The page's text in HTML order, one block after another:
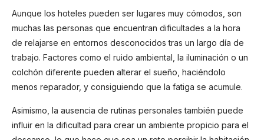
Aunque los hoteles pueden ser lugares muy cómodos, son
muchas las personas que encuentran dificultades a la hora
de relajarse en entornos desconocidos tras un largo día de
trabajo. Factores como el ruido ambiental, la iluminación o un
colchón diferente pueden alterar el sueño, haciéndolo
menos reparador, y consiguiendo que la fatiga se acumule.
Asimismo, la ausencia de rutinas personales también puede
influir en la dificultad para crear un ambiente propicio para el